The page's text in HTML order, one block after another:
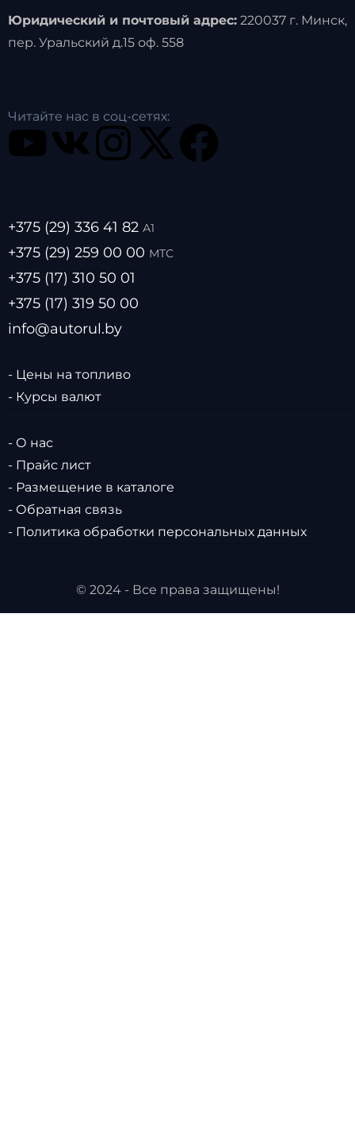
Юридический и почтовый адрес:220037 г. Минск,
пер. Уральский д.15 оф. 558
Читайте нас в соц-сетях:
+375 (29) 336 41 82 А1
+375 (29) 259 00 00 МТС
+375 (17) 310 50 01
+375 (17) 319 50 00
info@autorul.by
- Цены на топливо
- Курсы валют
- О нас
- Прайс лист
- Размещение в каталоге
- Обратная связь
- Политика обработки персональных данных
© 2024 - Все права защищены!